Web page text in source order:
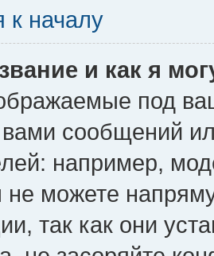
к началу
и как я
под
сообщений
например,
можете
так как они